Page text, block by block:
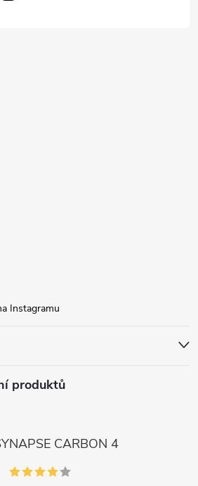
Instagramu
produktů
CARBON 4